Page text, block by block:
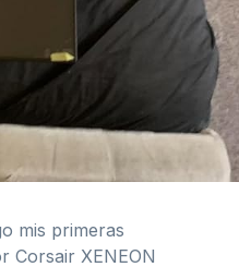
mis primeras
Corsair XENEON